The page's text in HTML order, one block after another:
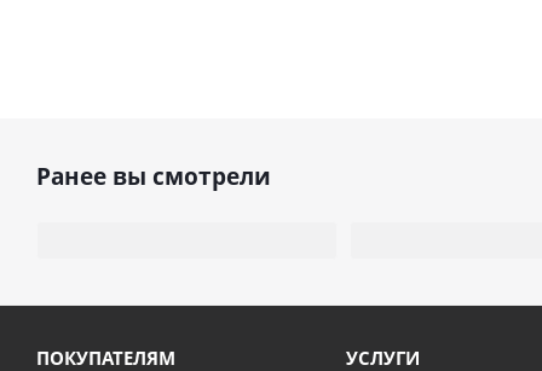
Ранее вы смотрели
ПОКУПАТЕЛЯМ УСЛУГИ